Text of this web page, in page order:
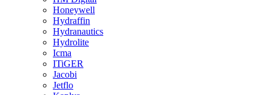
Honeywell
Hydraffin
Hydranautics
Hydrolite
Icma
ITiGER
Jacobi
Jetflo